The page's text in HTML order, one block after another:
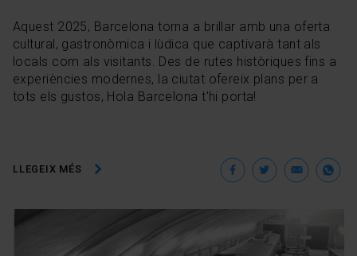
Aquest 2025, Barcelona torna a brillar amb una oferta
cultural, gastronòmica i lùdica que captivarà tant als
locals com als visitants. Des de rutes històriques fins a
experiències modernes, la ciutat ofereix plans per a
tots els gustos, Hola Barcelona t'hi porta!
LLEGEIX MÉS Facebook
Twitter